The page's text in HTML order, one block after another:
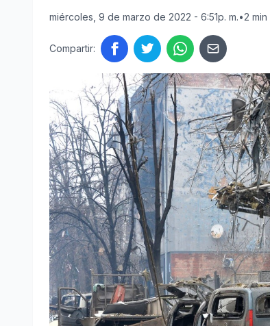
miércoles, 9 de marzo de 2022 - 6:51p. m.•2
Compartir: